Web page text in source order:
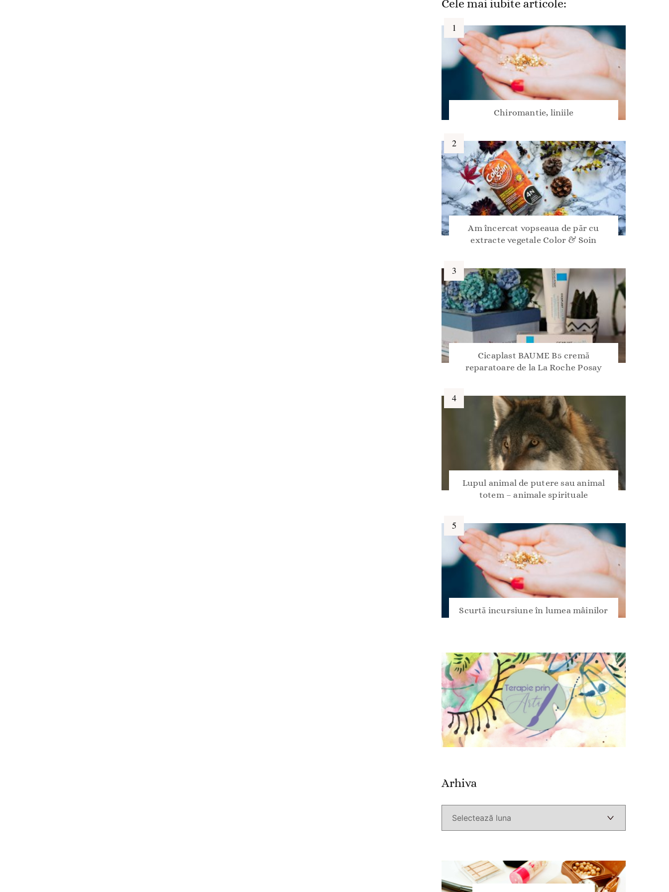
Cele mai iubite articole:
Chiromantie, liniile
Am încercat vopseaua de păr cu
extracte vegetale Color & Soin
Cicaplast BAUME B5 cremă
reparatoare de la La Roche Posay
Lupul animal de putere sau animal
totem – animale spirituale
Scurtă incursiune în lumea mâinilor
Arhiva